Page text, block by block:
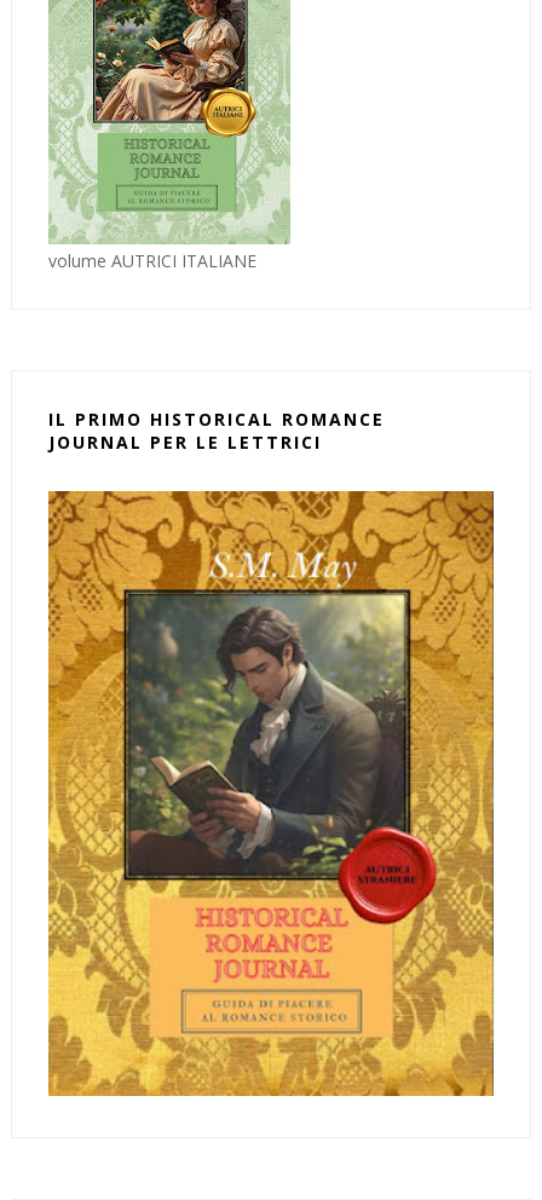
volume AUTRICI ITALIANE
IL PRIMO HISTORICAL ROMANCE
JOURNAL PER LE LETTRICI